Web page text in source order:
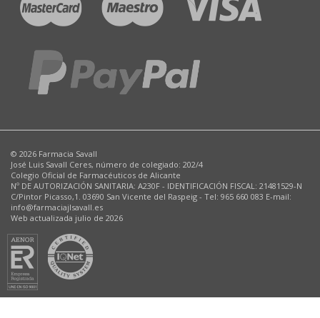
© 2026 Farmacia Savall
José Luis Savall Ceres, número de colegiado: 202/4
Colegio Oficial de Farmacéuticos de Alicante
Nº DE AUTORIZACIÓN SANITARIA: A230F - IDENTIFICACIÓN FISCAL: 21481529-N
C/Pintor Picasso,1. 03690 San Vicente del Raspeig - Tel: 965 660 083 E-mail:
info@farmaciajlsavall.es
Web actualizada julio de 2026